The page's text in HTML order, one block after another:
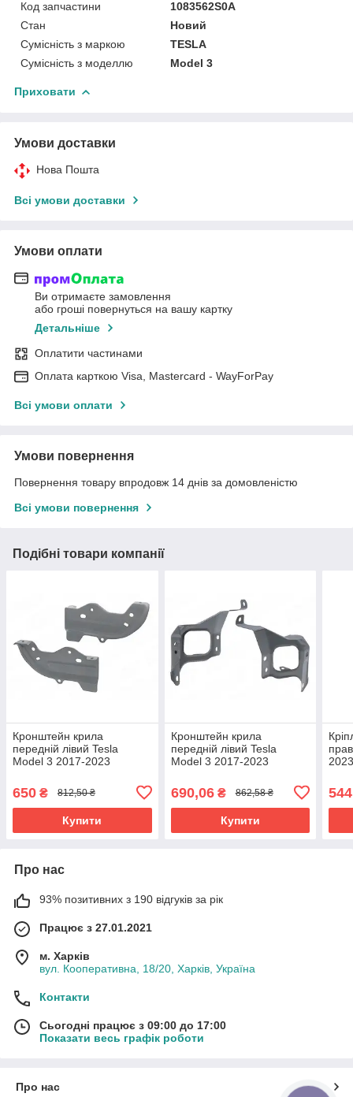
Код запчастини
1083562S0A
Стан
Новий
Сумісність з маркою
TESLA
Сумісність з моделлю
Model 3
Приховати
Умови доставки
Нова Пошта
Всі умови доставки
Умови оплати
Ви отримаєте замовлення
або гроші повернуться на вашу картку
Детальніше
Оплатити частинами
Оплата карткою Visa, Mastercard - WayForPay
Всі умови оплати
Умови повернення
Повернення товару впродовж 14 днів за домовленістю
Всі умови повернення
Подібні товари компанії
Кронштейн крила
передній лівий Tesla
Model 3 2017-2023
650 ₴ 812,50 ₴
Купити
Кронштейн крила
передній лівий Tesla
Model 3 2017-2023
690,06₴ 862,58 ₴
Купити
544
Про нас
93% позитивних з 190 відгуків за рік
Працює з 27.01.2021
м. Харків
вул. Кооперативна, 18/20, Харків, Україна
Контакти
Сьогодні працює з 09:00 до 17:00
Показати весь графік роботи
Про нас